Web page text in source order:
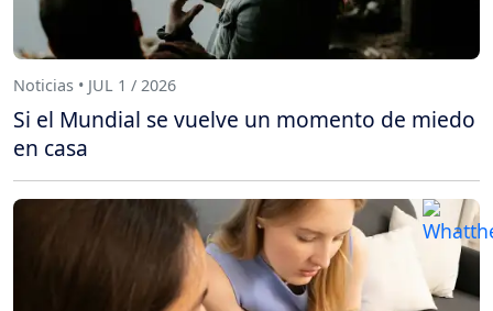
Noticias • JUL 1 / 2026
Si el Mundial se vuelve un momento de miedo
en casa